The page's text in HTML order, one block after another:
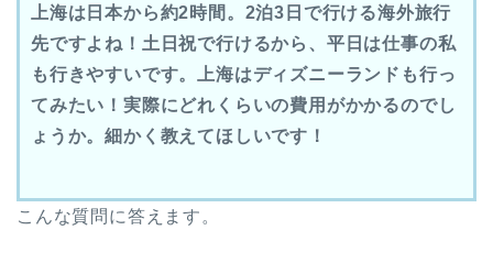
上海は日本から約2時間。2泊3日で行ける海外旅行
先ですよね！土日祝で行けるから、平日は仕事の私
も行きやすいです。上海はディズニーランドも行っ
てみたい！実際にどれくらいの費用がかかるのでし
ょうか。細かく教えてほしいです！
こんな質問に答えます。